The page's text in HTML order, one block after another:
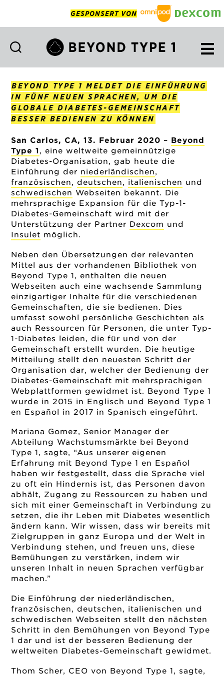
GESPONSERT VON
1
Deutsch
BEYOND TYPE 1 MELDET DIE EINFÜHRUNG
IN FÜNF NEUEN SPRACHEN, UM DIE
GLOBALE DIABETES-GEMEINSCHAFT
BESSER BEDIENEN ZU KÖNNEN
San Carlos, CA, 13. Februar 2020 – Beyond
Type 1, eine weltweite gemeinnützige
Diabetes-Organisation, gab heute die
Einführung der niederländischen,
französischen, deutschen, italienischen und
schwedischen Webseiten bekannt. Die
mehrsprachige Expansion für die Typ-1-
Diabetes-Gemeinschaft wird mit der
Unterstützung der Partner Dexcom und
Insulet möglich.
Neben den Übersetzungen der relevanten
Mittel aus der vorhandenen Bibliothek von
Beyond Type 1, enthalten die neuen
Webseiten auch eine wachsende Sammlung
einzigartiger Inhalte für die verschiedenen
Gemeinschaften, die sie bedienen. Dies
umfasst sowohl persönliche Geschichten als
auch Ressourcen für Personen, die unter Typ-
1-Diabetes leiden, die für und von der
Gemeinschaft erstellt wurden. Die heutige
Mitteilung stellt den neuesten Schritt der
Organisation dar, welcher der Bedienung der
Diabetes-Gemeinschaft mit mehrsprachigen
Webplattformen gewidmet ist. Beyond Type 1
wurde in 2015 in Englisch und Beyond Type 1
en Español in 2017 in Spanisch eingeführt.
Mariana Gomez, Senior Manager der
Abteilung Wachstumsmärkte bei Beyond
Type 1, sagte, “Aus unserer eigenen
Erfahrung mit Beyond Type 1 en Español
haben wir festgestellt, dass die Sprache viel
zu oft ein Hindernis ist, das Personen davon
abhält, Zugang zu Ressourcen zu haben und
sich mit einer Gemeinschaft in Verbindung zu
setzen, die ihr Leben mit Diabetes wesentlich
ändern kann. Wir wissen, dass wir bereits mit
Zielgruppen in ganz Europa und der Welt in
Verbindung stehen, und freuen uns, diese
Bemühungen zu verstärken, indem wir
unseren Inhalt in neuen Sprachen verfügbar
machen.”
Die Einführung der niederländischen,
französischen, deutschen, italienischen und
schwedischen Webseiten stellt den nächsten
Schritt in den Bemühungen von Beyond Type
1 dar und ist der besseren Bedienung der
weltweiten Diabetes-Gemeinschaft gewidmet.
Thom Scher, CEO von Beyond Type 1, sagte,